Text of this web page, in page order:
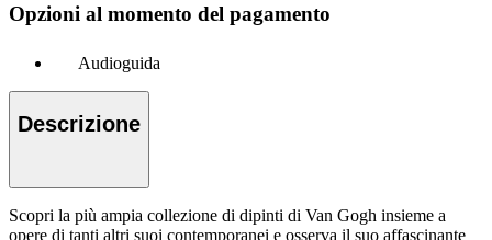
Opzioni al momento del pagamento
Audioguida
Descrizione
Scopri la più ampia collezione di dipinti di Van Gogh insieme a
opere di tanti altri suoi contemporanei e osserva il suo affascinante